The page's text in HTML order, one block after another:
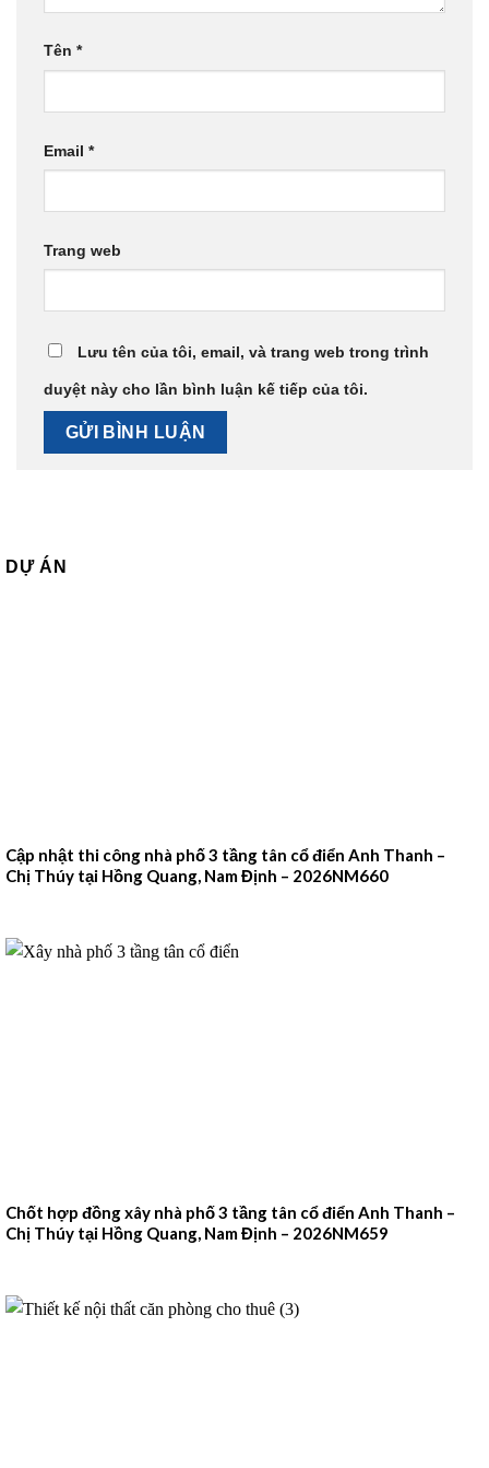
Tên *
Email *
Trang web
Lưu tên của tôi, email, và trang web trong trình
duyệt này cho lần bình luận kế tiếp của tôi.
DỰ ÁN
Cập nhật thi công nhà phố 3 tầng tân cổ điển Anh Thanh –
Chị Thúy tại Hồng Quang, Nam Định – 2026NM660
Chốt hợp đồng xây nhà phố 3 tầng tân cổ điển Anh Thanh –
Chị Thúy tại Hồng Quang, Nam Định – 2026NM659